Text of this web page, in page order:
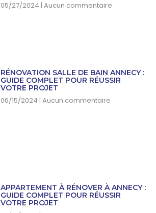
05/27/2024 Aucun commentaire
RÉNOVATION SALLE DE BAIN ANNECY :
GUIDE COMPLET POUR RÉUSSIR
VOTRE PROJET
06/15/2024 Aucun commentaire
APPARTEMENT À RÉNOVER À ANNECY :
GUIDE COMPLET POUR RÉUSSIR
VOTRE PROJET